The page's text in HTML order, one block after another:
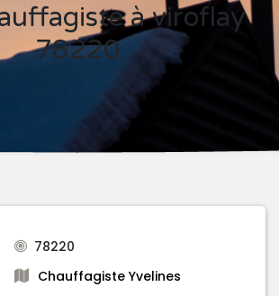
78220
78220
Chauffagiste Yvelines